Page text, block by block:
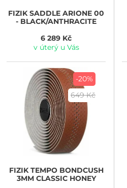
FIZIKSADDLE ARIONE 00
- BLACK/ANTHRACITE
6 289 Kč
v úterý u Vás
-20%
649 Kč
FIZIKTEMPO BONDCUSH
3MM CLASSIC HONEY